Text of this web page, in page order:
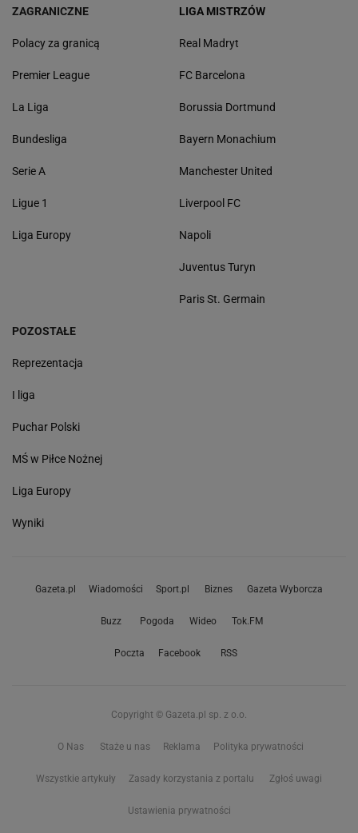
ZAGRANICZNE
Polacy za granicą
Premier League
La Liga
Bundesliga
Serie A
Ligue 1
Liga Europy
LIGA MISTRZÓW
Real Madryt
FC Barcelona
Borussia Dortmund
Bayern Monachium
Manchester United
Liverpool FC
Napoli
Juventus Turyn
Paris St. Germain
POZOSTAŁE
Reprezentacja
I liga
Puchar Polski
MŚ w Piłce Nożnej
Liga Europy
Wyniki
Gazeta.pl Wiadomości Sport.pl Biznes Gazeta Wyborcza
Buzz Pogoda Wideo Tok.FM
Poczta Facebook RSS
Copyright © Gazeta.pl sp. z o.o.
O Nas Staże u nas Reklama Polityka prywatności
Wszystkie artykuły Zasady korzystania z portalu Zgłoś uwagi
Ustawienia prywatności